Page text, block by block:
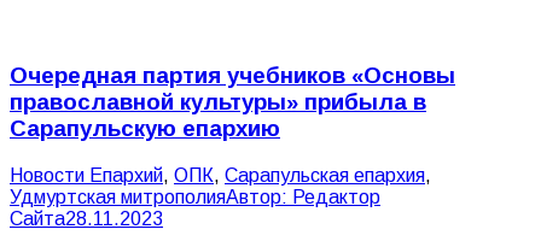
Очередная партия учебников «Основы
православной культуры» прибыла в
Сарапульскую епархию
Новости Епархий, ОПК, Сарапульская епархия,
Удмуртская митрополияАвтор: Редактор
Сайта28.11.2023